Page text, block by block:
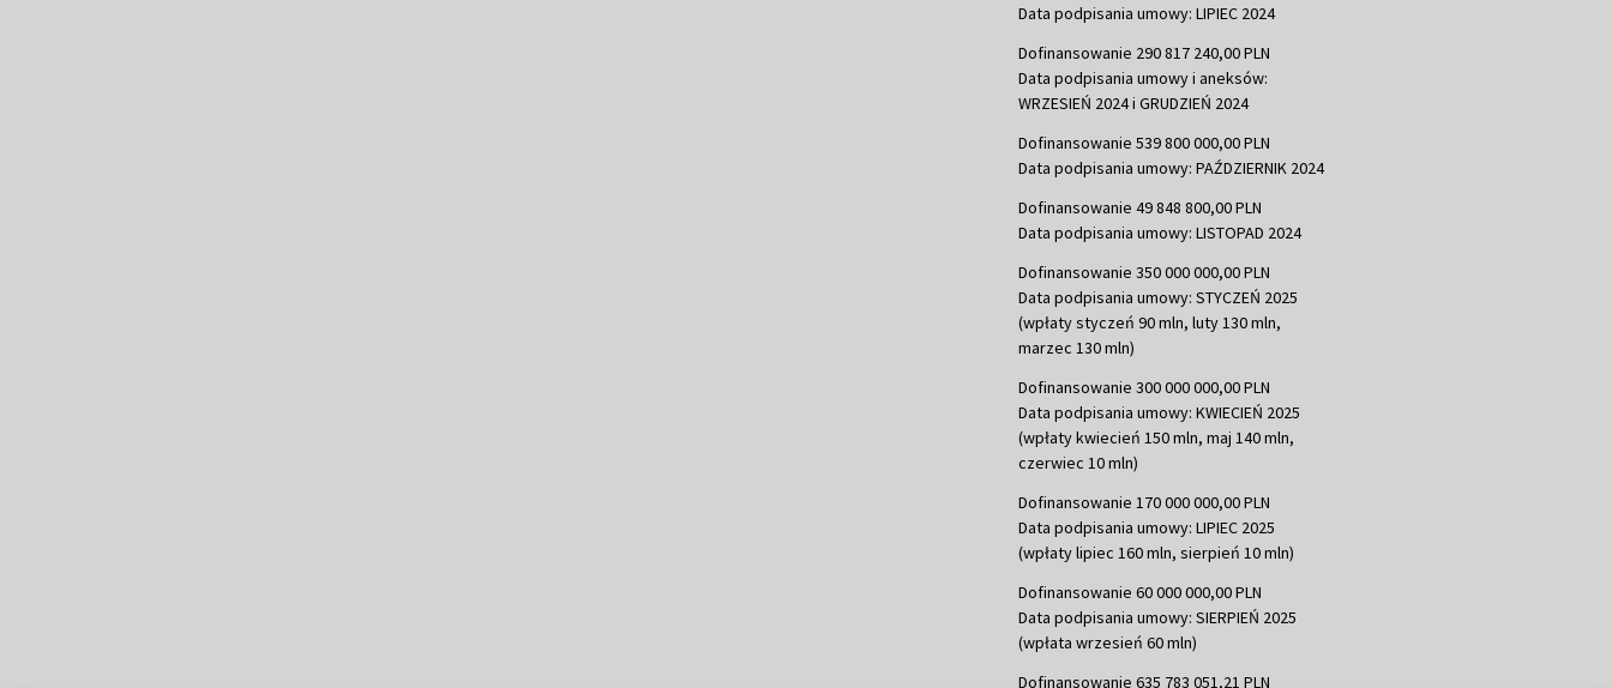
Data podpisania umowy: LIPIEC 2024
Dofinansowanie 290 817 240,00 PLN
Data podpisania umowy i aneksów:
WRZESIEŃ 2024 i GRUDZIEŃ 2024
Dofinansowanie 539 800 000,00 PLN
Data podpisania umowy: PAŹDZIERNIK 2024
Dofinansowanie 49 848 800,00 PLN
Data podpisania umowy: LISTOPAD 2024
Dofinansowanie 350 000 000,00 PLN
Data podpisania umowy: STYCZEŃ 2025
(wpłaty styczeń 90 mln, luty 130 mln,
marzec 130 mln)
Dofinansowanie 300 000 000,00 PLN
Data podpisania umowy: KWIECIEŃ 2025
(wpłaty kwiecień 150 mln, maj 140 mln,
czerwiec 10 mln)
Dofinansowanie 170 000 000,00 PLN
Data podpisania umowy: LIPIEC 2025
(wpłaty lipiec 160 mln, sierpień 10 mln)
Dofinansowanie 60 000 000,00 PLN
Data podpisania umowy: SIERPIEŃ 2025
(wpłata wrzesień 60 mln)
Dofinansowanie 635 783 051,21 PLN